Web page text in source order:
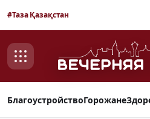
#Таза Қазақстан
БлагоустройствоГорожане